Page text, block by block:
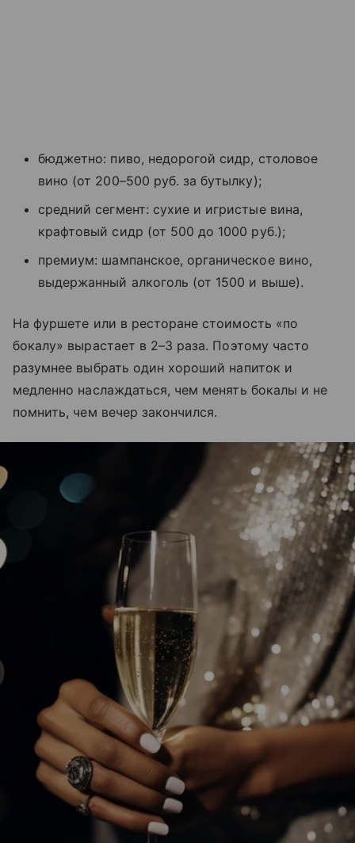
бюджетно: пиво, недорогой сидр, столовое
вино (от 200–500 руб. за бутылку);
средний сегмент: сухие и игристые вина,
крафтовый сидр (от 500 до 1000 руб.);
премиум: шампанское, органическое вино,
выдержанный алкоголь (от 1500 и выше).
На фуршете или в ресторане стоимость «по
бокалу» вырастает в 2–3 раза. Поэтому часто
разумнее выбрать один хороший напиток и
медленно наслаждаться, чем менять бокалы и не
помнить, чем вечер закончился.